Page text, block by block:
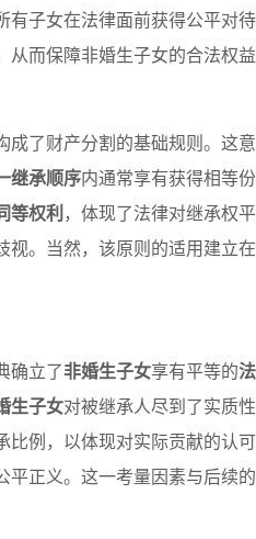
有子女在法律面前获得公平对
从而保障非婚生子女的合法权
成了财产分割的基础规则。这
继承顺序内通常享有获得相等
等权利，体现了法律对继承权
视。当然，该原则的适用建立
确立了非婚生子女享有平等的
生子女对被继承人尽到了实质
比例，以体现对实际贡献的认
平正义。这一考量因素与后续